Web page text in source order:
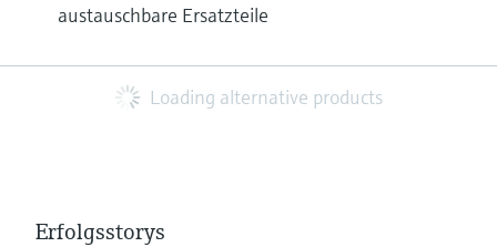
austauschbare Ersatzteile
Loading alternative products
Erfolgsstorys